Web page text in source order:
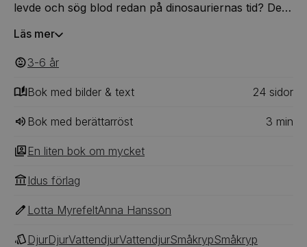
levde och sög blod redan på dinosauriernas tid? Det,
Läs mer
3-6 ‎‎ år
Bok med bilder & text 24 ‎‎ sidor
Bok med berättarröst 3 min
En liten bok om mycket
Idus förlag
Lotta MyrefeltAnna Hansson
DjurDjurVattendjurVattendjurSmåkrypSmåkryp